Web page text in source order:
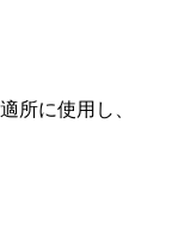
所に使用し、